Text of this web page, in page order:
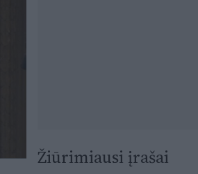
Žiūrimiausi įrašai